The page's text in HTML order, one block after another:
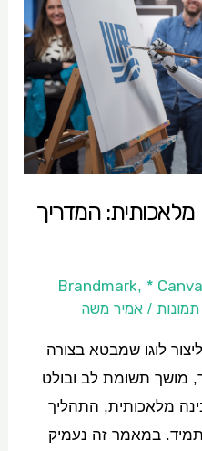
מלאכותית: המדריך
, * Canva
תמונות /אמיר משה
לוגו שמבטא בצורה
מושך תשומת לב ובולט
מלאכותית, התהליך
במאמר זה נעמיק